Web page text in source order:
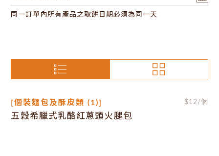
同一訂單內所有產品之取餅日期必須為同一天
[個裝麵包及酥皮類 (1)] $12/個
五穀希臘式乳酪紅蔥頭火腿包